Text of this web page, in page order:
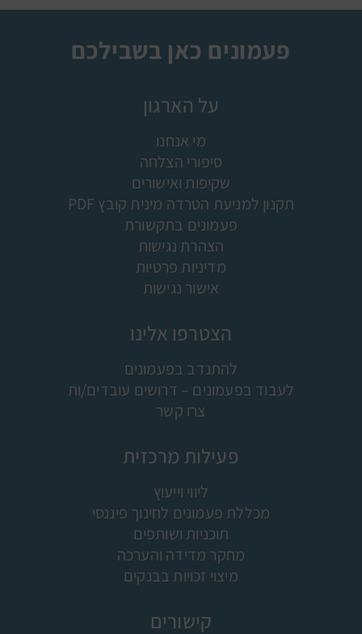
פעמונים כאן בשבילכם
על הארגון
מי אנחנו
סיפורי הצלחה
שקיפות ואישורים
תקנון למניעת הטרדה מינית קובץ PDF
פעמונים בתקשורת
הצהרת נגישות
מדיניות פרטיות
אישור נגישות
הצטרפו אלינו
להתנדב בפעמונים
לעבוד בפעמונים – דרושים עובדים/ות
צרו קשר
פעילות מרכזית
ליווי וייעוץ
מכללת פעמונים לחינוך פיננסי
תוכניות ושותפים
מחקר מדידה והערכה
מיצוי זכויות בבנקים
קישורים